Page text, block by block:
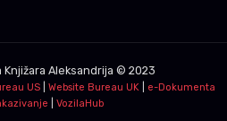
Knjižara Aleksandrija © 2023
US| Website Bureau UK|
e-Dokumenta
VozilaHub